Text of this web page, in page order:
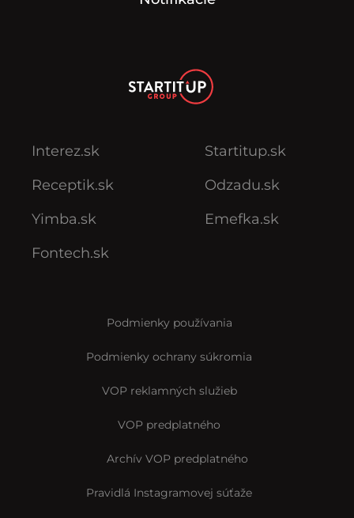
Interez.sk
Receptik.sk
Yimba.sk
Fontech.sk
Startitup.sk
Odzadu.sk
Emefka.sk
Podmienky používania
Podmienky ochrany súkromia
VOP reklamných služieb
VOP predplatného
Archív VOP predplatného
Pravidlá Instagramovej súťaže